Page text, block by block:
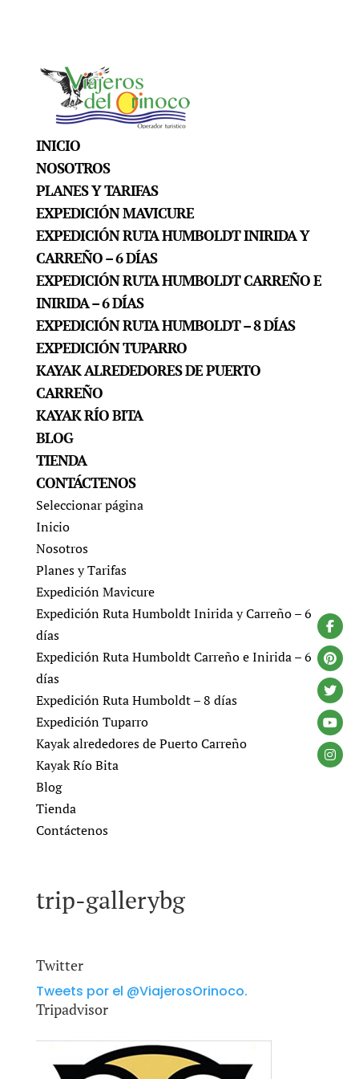
INICIO
NOSOTROS
PLANES Y TARIFAS
EXPEDICIÓN MAVICURE
EXPEDICIÓN RUTA HUMBOLDT INIRIDA Y
CARREÑO – 6 DÍAS
EXPEDICIÓN RUTA HUMBOLDT CARREÑO E
INIRIDA – 6 DÍAS
EXPEDICIÓN RUTA HUMBOLDT – 8 DÍAS
EXPEDICIÓN TUPARRO
KAYAK ALREDEDORES DE PUERTO
CARREÑO
KAYAK RÍO BITA
BLOG
TIENDA
CONTÁCTENOS
Seleccionar página
Inicio
Nosotros
Planes y Tarifas
Expedición Mavicure
Expedición Ruta Humboldt Inirida y Carreño – 6
días
Expedición Ruta Humboldt Carreño e Inirida – 6
días
Expedición Ruta Humboldt – 8 días
Expedición Tuparro
Kayak alrededores de Puerto Carreño
Kayak Río Bita
Blog
Tienda
Contáctenos
trip-gallerybg
Twitter
Tweets por el @ViajerosOrinoco.
Tripadvisor